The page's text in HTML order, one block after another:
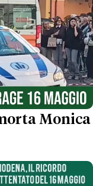
Monica